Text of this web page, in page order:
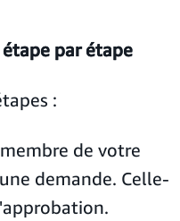
par étape
:
de votre
demande. Celle-